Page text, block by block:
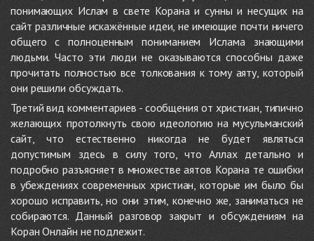
понимающих Ислам в свете Корана и сунны и несущих на
сайт различные искажённые идеи, не имеющие почти ничего
общего с полноценным пониманием Ислама знающими
людьми. Часто эти люди не оказываются способны даже
прочитать полностью все толкования к тому аяту, который
они решили обсуждать.
Третий вид комментариев - сообщения от христиан, типично
желающих протолкнуть свою идеологию на мусульманский
сайт, что естественно никогда не будет являться
допустимым здесь в силу того, что Аллах детально и
подробно разъясняет в множестве аятов Корана те ошибки
в убеждениях современных христиан, которые им было бы
хорошо исправить, но они этим, конечно же, заниматься не
собираются. Данный разговор закрыт и обсуждениям на
Коран Онлайн не подлежит.